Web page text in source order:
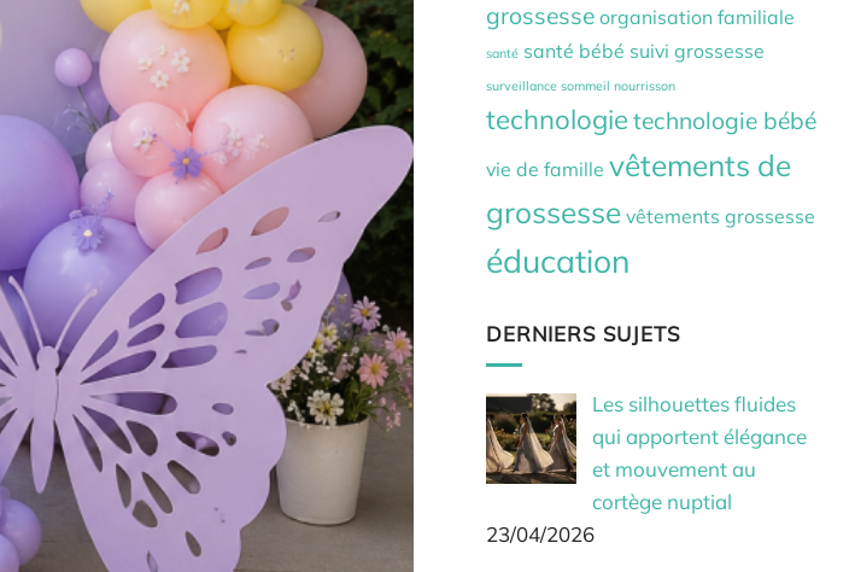
grossesse organisation familiale
santé santé bébé suivi grossesse
surveillance sommeil nourrisson
technologie technologie bébé
vie de famille vêtements de
grossesse vêtements grossesse
éducation
DERNIERS SUJETS
Les silhouettes fluides
qui apportent élégance
et mouvement au
cortège nuptial
23/04/2026